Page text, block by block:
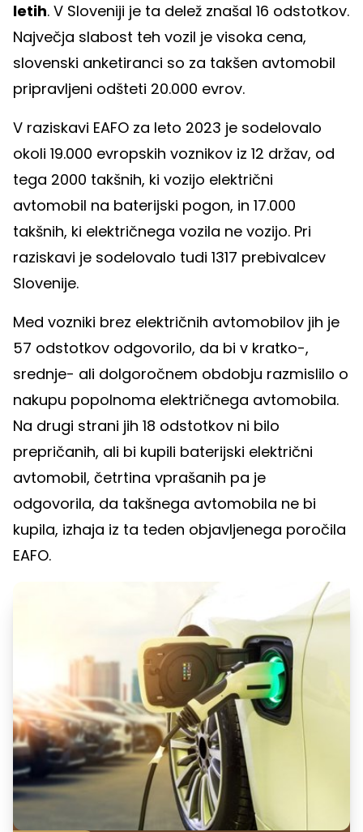
letih. V Sloveniji je ta delež znašal 16 odstotkov.
Največja slabost teh vozil je visoka cena,
slovenski anketiranci so za takšen avtomobil
pripravljeni odšteti 20.000 evrov.
V raziskavi EAFO za leto 2023 je sodelovalo
okoli 19.000 evropskih voznikov iz 12 držav, od
tega 2000 takšnih, ki vozijo električni
avtomobil na baterijski pogon, in 17.000
takšnih, ki električnega vozila ne vozijo. Pri
raziskavi je sodelovalo tudi 1317 prebivalcev
Slovenije.
Med vozniki brez električnih avtomobilov jih je
57 odstotkov odgovorilo, da bi v kratko-,
srednje- ali dolgoročnem obdobju razmislilo o
nakupu popolnoma električnega avtomobila.
Na drugi strani jih 18 odstotkov ni bilo
prepričanih, ali bi kupili baterijski električni
avtomobil, četrtina vprašanih pa je
odgovorila, da takšnega avtomobila ne bi
kupila, izhaja iz ta teden objavljenega poročila
EAFO.